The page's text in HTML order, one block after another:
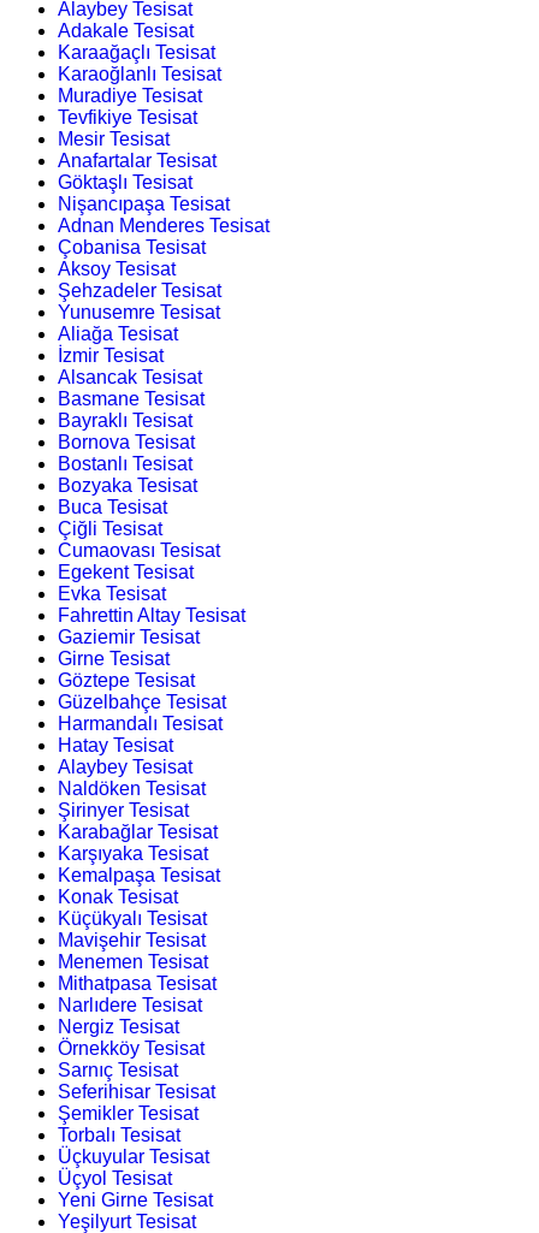
Alaybey Tesisat
Adakale Tesisat
Karaağaçlı Tesisat
Karaoğlanlı Tesisat
Muradiye Tesisat
Tevfikiye Tesisat
Mesir Tesisat
Anafartalar Tesisat
Göktaşlı Tesisat
Nişancıpaşa Tesisat
Adnan Menderes Tesisat
Çobanisa Tesisat
Aksoy Tesisat
Şehzadeler Tesisat
Yunusemre Tesisat
Aliağa Tesisat
İzmir Tesisat
Alsancak Tesisat
Basmane Tesisat
Bayraklı Tesisat
Bornova Tesisat
Bostanlı Tesisat
Bozyaka Tesisat
Buca Tesisat
Çiğli Tesisat
Cumaovası Tesisat
Egekent Tesisat
Evka Tesisat
Fahrettin Altay Tesisat
Gaziemir Tesisat
Girne Tesisat
Göztepe Tesisat
Güzelbahçe Tesisat
Harmandalı Tesisat
Hatay Tesisat
Alaybey Tesisat
Naldöken Tesisat
Şirinyer Tesisat
Karabağlar Tesisat
Karşıyaka Tesisat
Kemalpaşa Tesisat
Konak Tesisat
Küçükyalı Tesisat
Mavişehir Tesisat
Menemen Tesisat
Mithatpasa Tesisat
Narlıdere Tesisat
Nergiz Tesisat
Örnekköy Tesisat
Sarnıç Tesisat
Seferihisar Tesisat
Şemikler Tesisat
Torbalı Tesisat
Üçkuyular Tesisat
Üçyol Tesisat
Yeni Girne Tesisat
Yeşilyurt Tesisat